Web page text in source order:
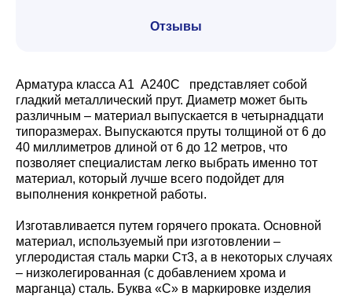
Отзывы
Арматура класса А1 А240С представляет собой
гладкий металлический прут. Диаметр может быть
различным – материал выпускается в четырнадцати
типоразмерах. Выпускаются пруты толщиной от 6 до
40 миллиметров длиной от 6 до 12 метров, что
позволяет специалистам легко выбрать именно тот
материал, который лучше всего подойдет для
выполнения конкретной работы.
Изготавливается путем горячего проката. Основной
материал, используемый при изготовлении –
углеродистая сталь марки Ст3, а в некоторых случаях
– низколегированная (с добавлением хрома и
марганца) сталь. Буква «С» в маркировке изделия